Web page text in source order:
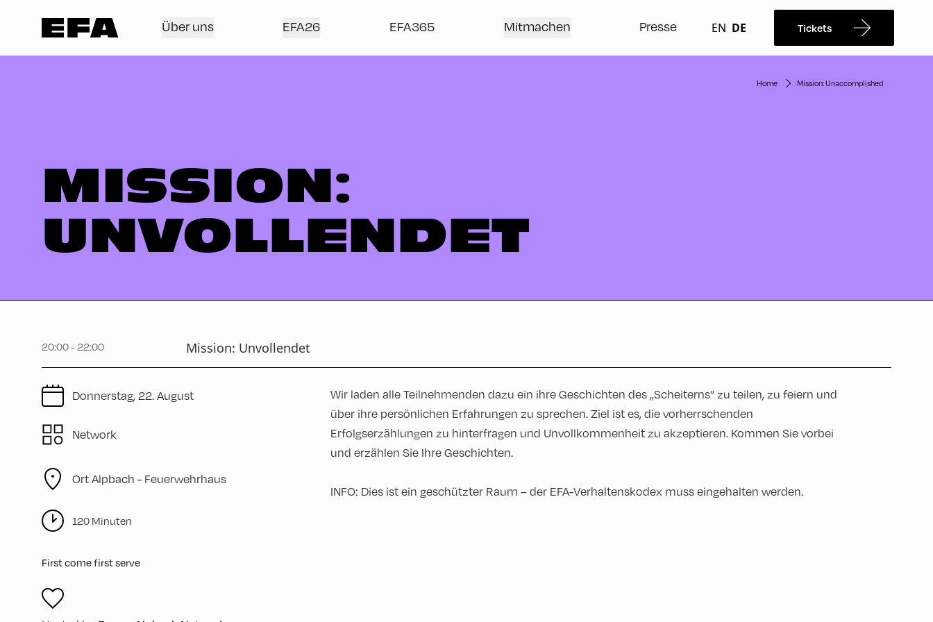
Über uns EFA26 EFA365 Mitmachen Presse EN DE Tickets
Home Mission: Unaccomplished
MISSION:
UNVOLLENDET
20:00 - 22:00 Mission: Unvollendet
Donnerstag, 22. August
Network
Ort Alpbach - Feuerwehrhaus
120 Minuten
First come first serve
Wir laden alle Teilnehmenden dazu ein ihre Geschichten des „Scheiterns” zu teilen, zu feiern und
über ihre persönlichen Erfahrungen zu sprechen. Ziel ist es, die vorherrschenden
Erfolgserzählungen zu hinterfragen und Unvollkommenheit zu akzeptieren. Kommen Sie vorbei
und erzählen Sie Ihre Geschichten.
INFO: Dies ist ein geschützter Raum – der EFA-Verhaltenskodex muss eingehalten werden.